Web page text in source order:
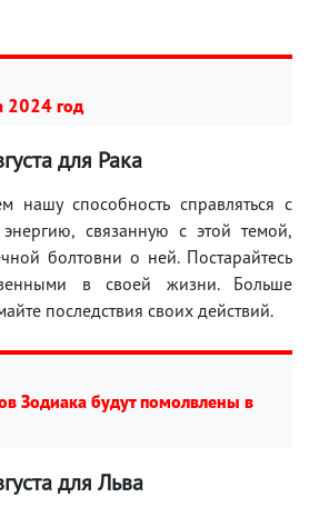
2024 год
для Рака
нашу способность справляться с
связанную с этой темой,
болтовни о ней. Постарайтесь
в своей жизни. Больше
последствия своих действий.
Зодиака будут помолвлены в
для Льва